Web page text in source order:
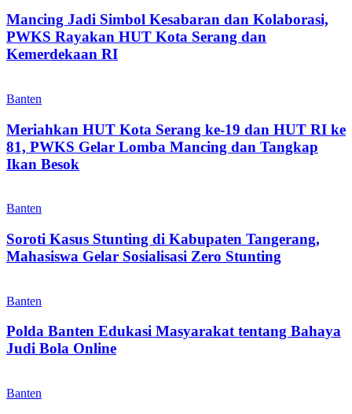
Mancing Jadi Simbol Kesabaran dan Kolaborasi,
PWKS Rayakan HUT Kota Serang dan
Kemerdekaan RI
Banten
Meriahkan HUT Kota Serang ke-19 dan HUT RI ke
81, PWKS Gelar Lomba Mancing dan Tangkap
Ikan Besok
Banten
Soroti Kasus Stunting di Kabupaten Tangerang,
Mahasiswa Gelar Sosialisasi Zero Stunting
Banten
Polda Banten Edukasi Masyarakat tentang Bahaya
Judi Bola Online
Banten